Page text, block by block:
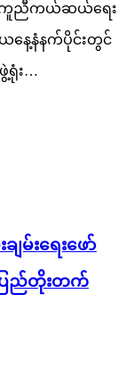
း၍ ကူညီကယ်ဆယ်ရေး
နေ့နံနက်ပိုင်းတွင်
ရုံး…
မ်းရေးဖော်
ပြည်တိုးတက်